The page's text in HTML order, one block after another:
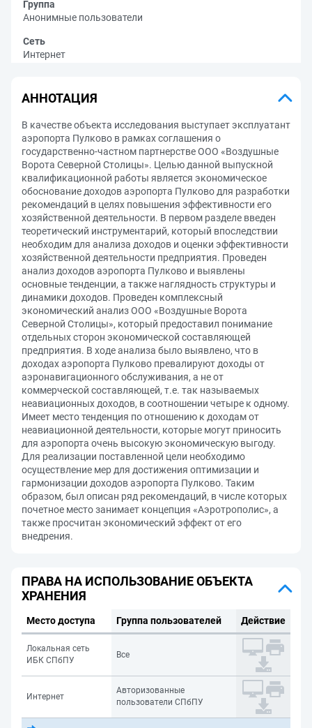
Группа
Анонимные пользователи
Сеть
Интернет
АННОТАЦИЯ
В качестве объекта исследования выступает эксплуатант
аэропорта Пулково в рамках соглашения о
государственно-частном партнерстве ООО «Воздушные
Ворота Северной Столицы». Целью данной выпускной
квалификационной работы является экономическое
обоснование доходов аэропорта Пулково для разработки
рекомендаций в целях повышения эффективности его
хозяйственной деятельности. В первом разделе введен
теоретический инструментарий, который впоследствии
необходим для анализа доходов и оценки эффективности
хозяйственной деятельности предприятия. Проведен
анализ доходов аэропорта Пулково и выявлены
основные тенденции, а также наглядность структуры и
динамики доходов. Проведен комплексный
экономический анализ ООО «Воздушные Ворота
Северной Столицы», который предоставил понимание
отдельных сторон экономической составляющей
предприятия. В ходе анализа было выявлено, что в
доходах аэропорта Пулково превалируют доходы от
аэронавигационного обслуживания, а не от
коммерческой составляющей, т.е. так называемых
неавиационных доходов, в соотношении четыре к одному.
Имеет место тенденция по отношению к доходам от
неавиационной деятельности, которые могут приносить
для аэропорта очень высокую экономическую выгоду.
Для реализации поставленной цели необходимо
осуществление мер для достижения оптимизации и
гармонизации доходов аэропорта Пулково. Таким
образом, был описан ряд рекомендаций, в числе которых
почетное место занимает концепция «Аэротрополис», а
также просчитан экономический эффект от его
внедрения.
ПРАВА НА ИСПОЛЬЗОВАНИЕ ОБЪЕКТА
ХРАНЕНИЯ
Место доступа Группа пользователей Действие
Локальная сеть
ИБК СПбПУ
Все
Интернет
Авторизованные
пользователи СПбПУ